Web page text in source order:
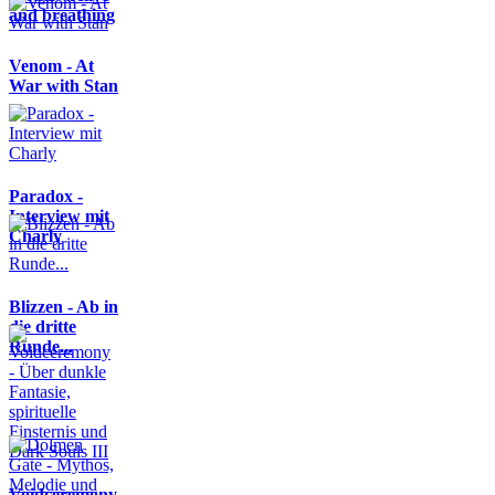
and breathing
Venom - At
War with Stan
Paradox -
Interview mit
Charly
Blizzen - Ab in
die dritte
Runde...